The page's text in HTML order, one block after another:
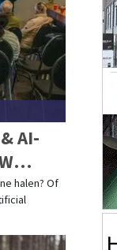
AI-
halen? Of